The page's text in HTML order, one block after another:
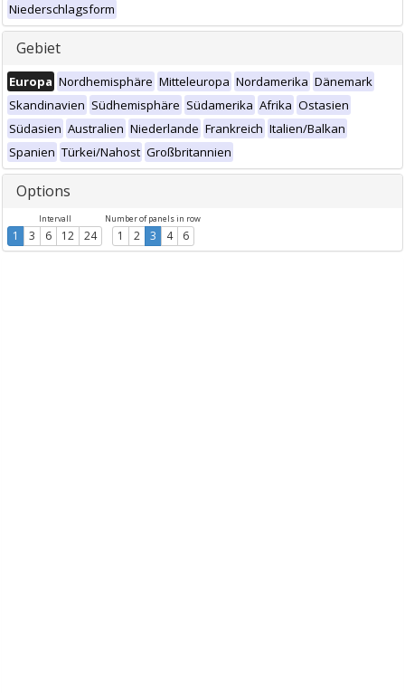
Niederschlagsform
Gebiet
Europa Nordhemisphäre Mitteleuropa Nordamerika Dänemark
Skandinavien Südhemisphäre Südamerika Afrika Ostasien
Südasien Australien Niederlande Frankreich Italien/Balkan
Spanien Türkei/Nahost Großbritannien
Options
Intervall
1 3 6 12 24
Number of panels in row
1 2 3 4 6